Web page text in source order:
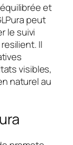
et
peut
le suivi
Il
visibles,
naturel au